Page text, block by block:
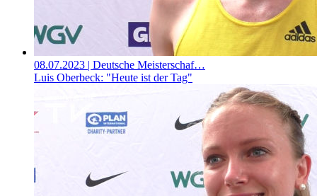
08.07.2023 | Deutsche Meisterschaf…
Luis Oberbeck: "Heute ist der Tag"